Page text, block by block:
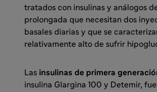
tratados con insulinas y análogos
prolongada que necesitan dos
basales diarias y que se
relativamente alto de sufrir
Las insulinas de primera
insulina Glargina 100 y Detemir,